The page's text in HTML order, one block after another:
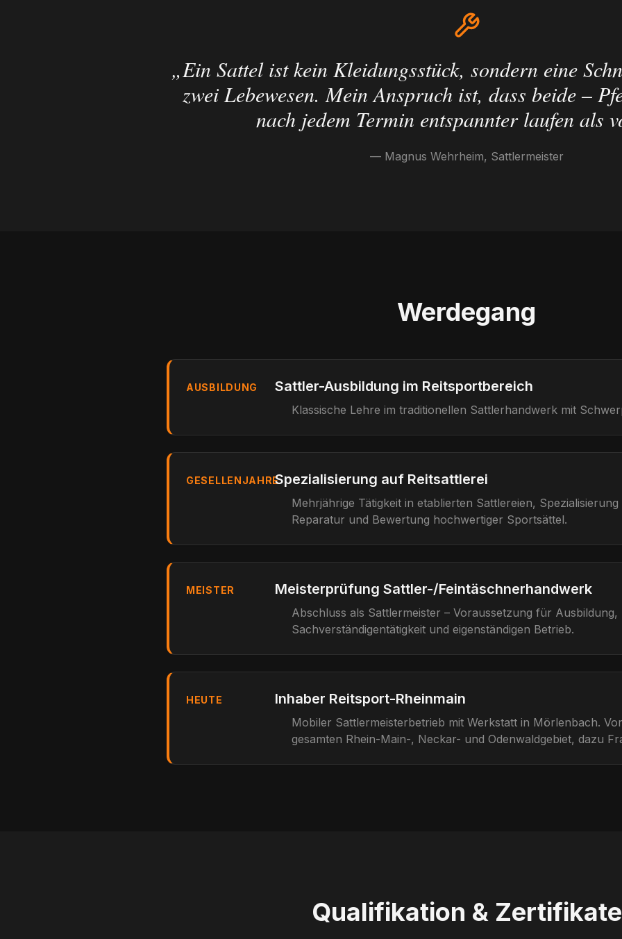
„Ein Sattel ist kein Kleidungsstück, sondern eine
zwei Lebewesen. Mein Anspruch ist, dass beide –
nach jedem Termin entspannter laufen als
— Magnus Wehrheim, Sattlermeister
Werdegang
AUSBILDUNG Sattler-Ausbildung im Reitsportbereich
Klassische Lehre im traditionellen Sattlerhandwerk mit
GESELLENJAHRESpezialisierung auf Reitsattlerei
Mehrjährige Tätigkeit in etablierten Sattlereien,
Reparatur und Bewertung hochwertiger Sportsättel.
MEISTER Meisterprüfung Sattler-/Feintäschnerhandwerk
Abschluss als Sattlermeister – Voraussetzung für Ausbildung,
Sachverständigentätigkeit und eigenständigen Betrieb.
HEUTE Inhaber Reitsport-Rheinmain
Mobiler Sattlermeisterbetrieb mit Werkstatt in Mörlenbach.
gesamten Rhein-Main-, Neckar- und Odenwaldgebiet, dazu
Qualifikation & Zertifikate